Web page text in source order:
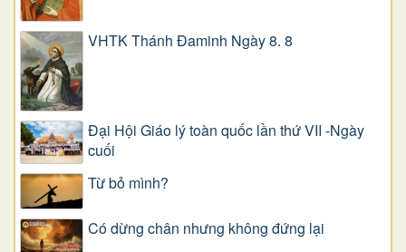
VHTK Thánh Đaminh Ngày 8. 8
Đại Hội Giáo lý toàn quốc lần thứ VII -Ngày
cuối
Từ bỏ mình?
Có dừng chân nhưng không đứng lại